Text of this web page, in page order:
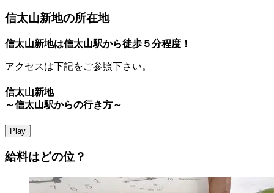
信太山新地の所在地
信太山新地は信太山駅から徒歩５分程度！
アクセスは下記をご参照下さい。
信太山新地
～信太山駅からの行き方～
Play
給料はどの位？